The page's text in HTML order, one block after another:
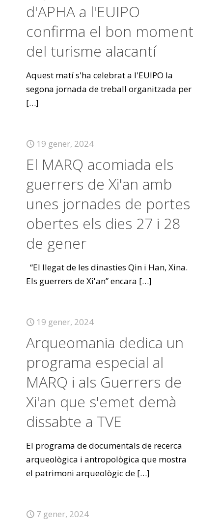
d'APHA a l'EUIPO
confirma el bon moment
del turisme alacantí
Aquest matí s'ha celebrat a l'EUIPO la
segona jornada de treball organitzada per
[…]
19 gener, 2024
El MARQ acomiada els
guerrers de Xi'an amb
unes jornades de portes
obertes els dies 27 i 28
de gener
“El llegat de les dinasties Qin i Han, Xina.
Els guerrers de Xi'an” encara […]
19 gener, 2024
Arqueomania dedica un
programa especial al
MARQ i als Guerrers de
Xi'an que s'emet demà
dissabte a TVE
El programa de documentals de recerca
arqueològica i antropològica que mostra
el patrimoni arqueològic de […]
7 gener, 2024